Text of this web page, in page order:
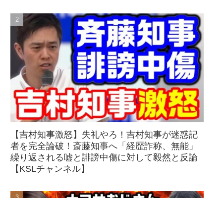
【吉村知事激怒】失礼やろ！吉村知事が迷惑記
者を完全論破！斎藤知事へ「経歴詐称、無能」
繰り返される嘘と誹謗中傷に対して毅然と反論
【KSLチャンネル】